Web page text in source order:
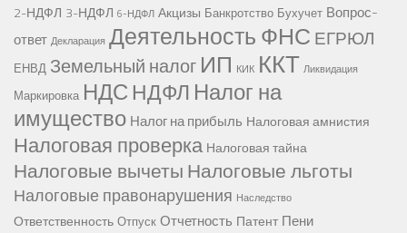
2-НДФЛ 3-НДФЛ 6-НДФЛ Акцизы Банкротство Бухучет Вопрос-
ответ Декларация Деятельность ФНС ЕГРЮЛ
ЕНВД Земельный налог ИП КИК ККТ Ликвидация
Маркировка НДС НДФЛ Налог на
имущество Налог на прибыль Налоговая амнистия
Налоговая проверка Налоговая тайна
Налоговые вычетыНалоговые льготы
Налоговые правонарушения Наследство
Ответственность Отпуск Отчетность Патент Пени